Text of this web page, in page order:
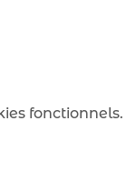
fonctionnels.